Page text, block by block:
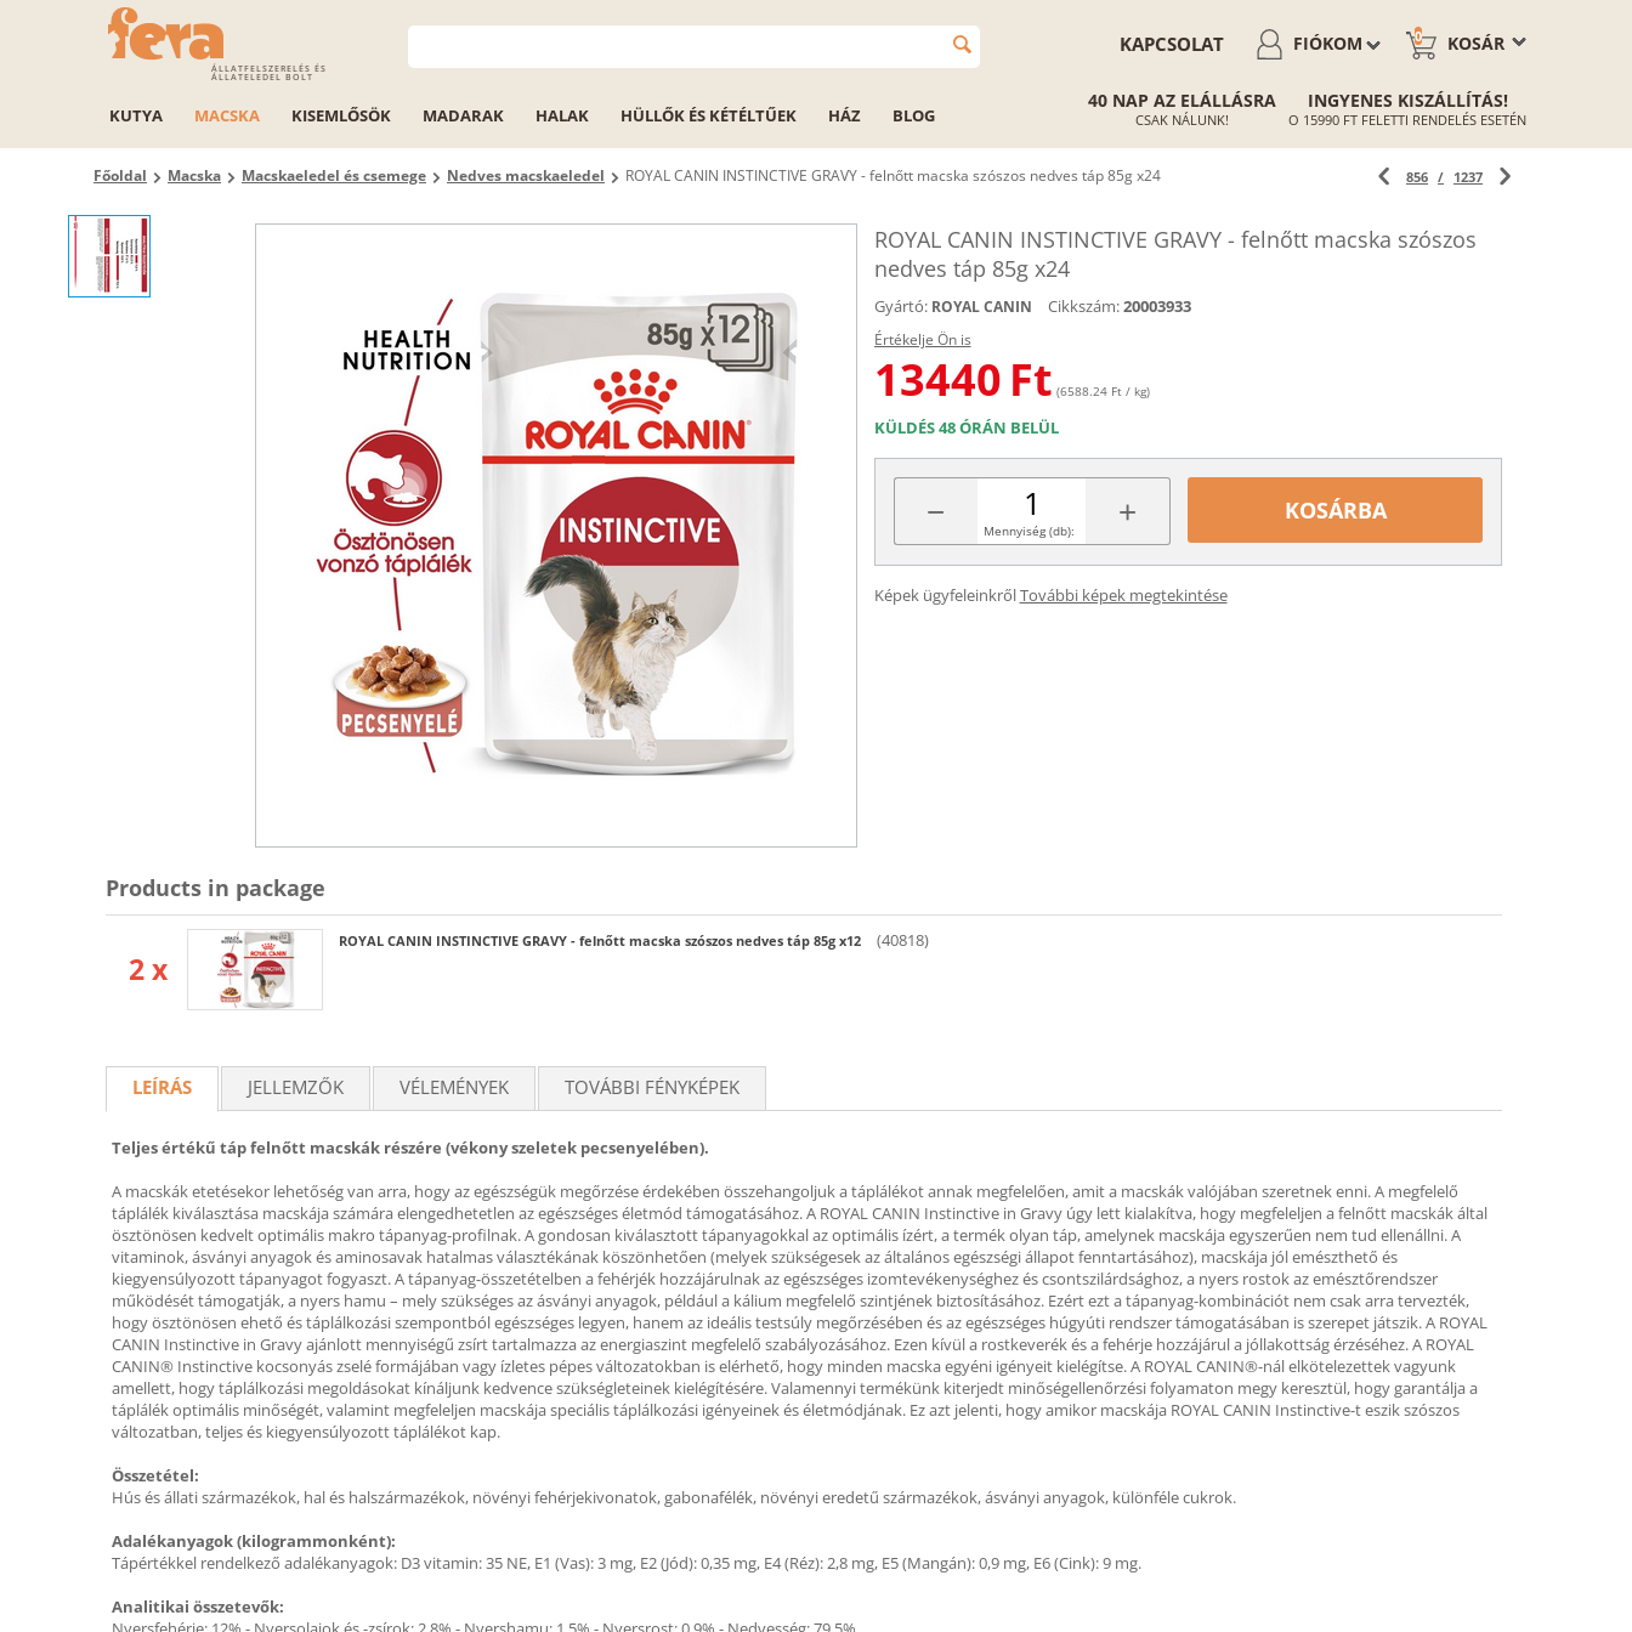
ÁLLATFELSZERELÉS ÉS
ÁLLATELEDEL BOLT
KOSÁR
0
FIÓKOM
KAPCSOLAT
KUTYA MACSKA KISEMLŐSÖK MADARAK HALAK HÜLLŐK ÉS KÉTÉLTŰEK HÁZ BLOG
40 NAP AZ ELÁLLÁSRA
CSAK NÁLUNK!
INGYENES KISZÁLLÍTÁS!
O 15990 FT FELETTI RENDELÉS ESETÉN
Főoldal Macska Macskaeledel és csemege Nedves macskaeledel ROYAL CANIN INSTINCTIVE GRAVY - felnőtt macska szószos nedves táp 85g x24 856 / 1237
ROYAL CANIN INSTINCTIVE GRAVY - felnőtt macska szószos
nedves táp 85g x24
Gyártó: ROYAL CANIN Cikkszám:20003933
Értékelje Ön is
13440 Ft (6588.24 Ft / kg)
KÜLDÉS 48 ÓRÁN BELÜL
− +
Mennyiség (db):
KOSÁRBA
Képek ügyfeleinkrőlTovábbi képek megtekintése
Products in package
2 x
ROYAL CANIN INSTINCTIVE GRAVY - felnőtt macska szószos nedves táp 85g x12 (40818)
LEÍRÁS JELLEMZŐK VÉLEMÉNYEK TOVÁBBI FÉNYKÉPEK
Teljes értékű táp felnőtt macskák részére (vékony szeletek pecsenyelében).
A macskák etetésekor lehetőség van arra, hogy az egészségük megőrzése érdekében összehangoljuk a táplálékot annak megfelelően, amit a macskák valójában szeretnek enni. A megfelelő
táplálék kiválasztása macskája számára elengedhetetlen az egészséges életmód támogatásához. A ROYAL CANIN Instinctive in Gravy úgy lett kialakítva, hogy megfeleljen a felnőtt macskák által
ösztönösen kedvelt optimális makro tápanyag-profilnak. A gondosan kiválasztott tápanyagokkal az optimális ízért, a termék olyan táp, amelynek macskája egyszerűen nem tud ellenállni. A
vitaminok, ásványi anyagok és aminosavak hatalmas választékának köszönhetően (melyek szükségesek az általános egészségi állapot fenntartásához), macskája jól emészthető és
kiegyensúlyozott tápanyagot fogyaszt. A tápanyag-összetételben a fehérjék hozzájárulnak az egészséges izomtevékenységhez és csontszilárdsághoz, a nyers rostok az emésztőrendszer
működését támogatják, a nyers hamu – mely szükséges az ásványi anyagok, például a kálium megfelelő szintjének biztosításához. Ezért ezt a tápanyag-kombinációt nem csak arra tervezték,
hogy ösztönösen ehető és táplálkozási szempontból egészséges legyen, hanem az ideális testsúly megőrzésében és az egészséges húgyúti rendszer támogatásában is szerepet játszik. A ROYAL
CANIN Instinctive in Gravy ajánlott mennyiségű zsírt tartalmazza az energiaszint megfelelő szabályozásához. Ezen kívül a rostkeverék és a fehérje hozzájárul a jóllakottság érzéséhez. A ROYAL
CANIN® Instinctive kocsonyás zselé formájában vagy ízletes pépes változatokban is elérhető, hogy minden macska egyéni igényeit kielégítse. A ROYAL CANIN®-nál elkötelezettek vagyunk
amellett, hogy táplálkozási megoldásokat kínáljunk kedvence szükségleteinek kielégítésére. Valamennyi termékünk kiterjedt minőségellenőrzési folyamaton megy keresztül, hogy garantálja a
táplálék optimális minőségét, valamint megfeleljen macskája speciális táplálkozási igényeinek és életmódjának. Ez azt jelenti, hogy amikor macskája ROYAL CANIN Instinctive-t eszik szószos
változatban, teljes és kiegyensúlyozott táplálékot kap.
Összetétel:
Hús és állati származékok, hal és halszármazékok, növényi fehérjekivonatok, gabonafélék, növényi eredetű származékok, ásványi anyagok, különféle cukrok.
Adalékanyagok (kilogrammonként):
Tápértékkel rendelkező adalékanyagok: D3 vitamin: 35 NE, E1 (Vas): 3 mg, E2 (Jód): 0,35 mg, E4 (Réz): 2,8 mg, E5 (Mangán): 0,9 mg, E6 (Cink): 9 mg.
Analitikai összetevők: